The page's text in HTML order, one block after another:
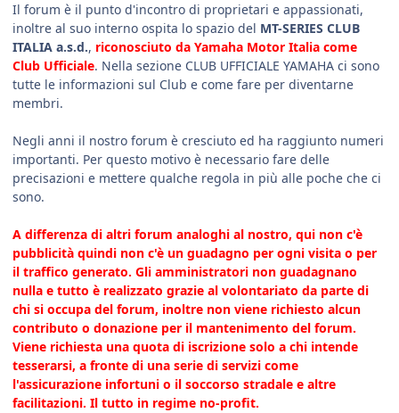
Il forum è il punto d'incontro di proprietari e appassionati,
inoltre al suo interno ospita lo spazio del MT-SERIES CLUB
ITALIA a.s.d., riconosciuto da Yamaha Motor Italia come
Club Ufficiale. Nella sezione CLUB UFFICIALE YAMAHA ci sono
tutte le informazioni sul Club e come fare per diventarne
membri.
Negli anni il nostro forum è cresciuto ed ha raggiunto numeri
importanti. Per questo motivo è necessario fare delle
precisazioni e mettere qualche regola in più alle poche che ci
sono.
A differenza di altri forum analoghi al nostro, qui non c'è
pubblicità quindi non c'è un guadagno per ogni visita o per
il traffico generato. Gli amministratori non guadagnano
nulla e tutto è realizzato grazie al volontariato da parte di
chi si occupa del forum, inoltre non viene richiesto alcun
contributo o donazione per il mantenimento del forum.
Viene richiesta una quota di iscrizione solo a chi intende
tesserarsi, a fronte di una serie di servizi come
l'assicurazione infortuni o il soccorso stradale e altre
facilitazioni. Il tutto in regime no-profit.